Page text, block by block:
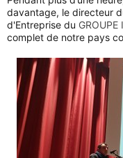
davantage, le directeur
d'Entreprise du GROUPE
complet de notre pays